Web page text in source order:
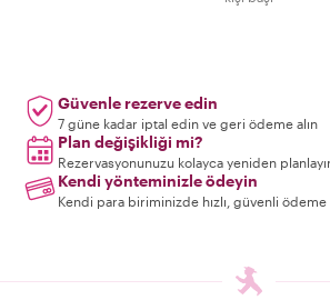
Güvenle rezerve edin
7 güne kadar iptal edin ve geri ödeme alın
Plan değişikliği mi?
Rezervasyonunuzu kolayca yeniden
Kendi yönteminizle ödeyin
Kendi para biriminizde hızlı, güvenli ödeme